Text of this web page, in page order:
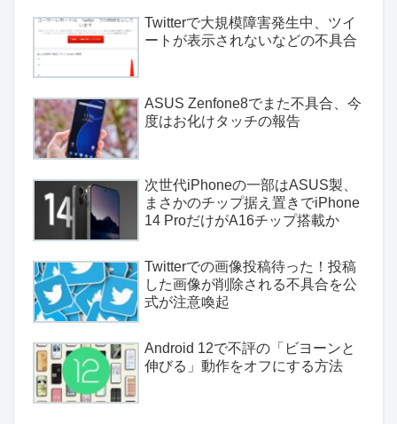
Twitterで大規模障害発生中、ツイ
ートが表示されないなどの不具合
ASUS Zenfone8でまた不具合、今
度はお化けタッチの報告
次世代iPhoneの一部はASUS製、
まさかのチップ据え置きでiPhone
14 ProだけがA16チップ搭載か
Twitterでの画像投稿待った！投稿
した画像が削除される不具合を公
式が注意喚起
Android 12で不評の「ビヨーンと
伸びる」動作をオフにする方法